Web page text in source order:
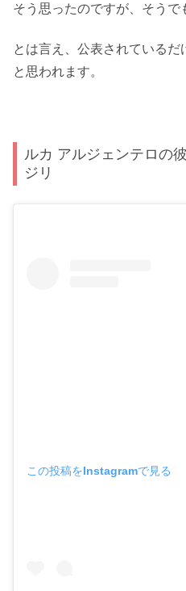
そう思ったのですが、そうで
とは言え、公表されている
と思われます。
ルカ アルジェンテロの
ジリ
この投稿をInstagramで見る